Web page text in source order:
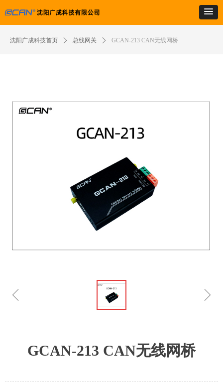
沈阳广成科技首页 ꄲ 总线网关 ꄲ GCAN-213 CAN无线网桥
ꁆ ꁇ
GCAN-213 CAN无线网桥